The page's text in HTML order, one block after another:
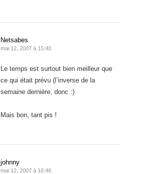
Netsabes
mai 12, 2007 à 15:40
Le temps est surtout bien meilleur que
ce qui était prévu (l’inverse de la
semaine dernière, donc :)
Mais bon, tant pis !
johnny
mai 12, 2007 à 16:46